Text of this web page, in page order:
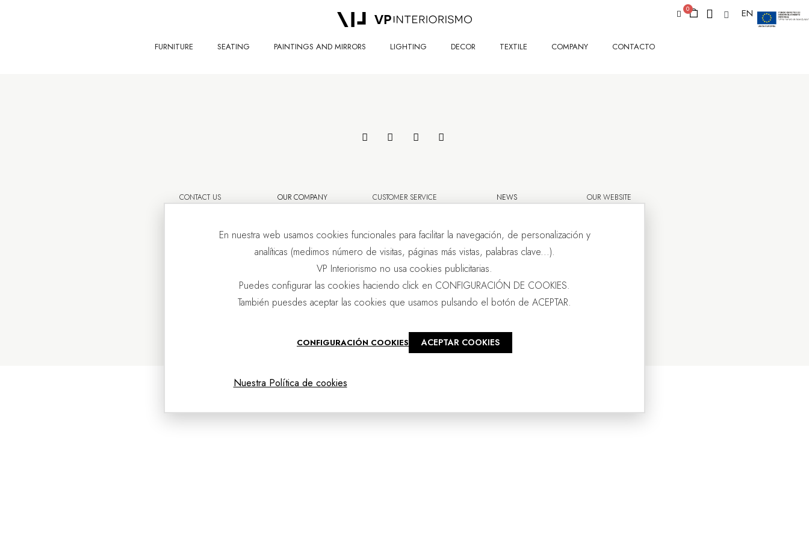
EN
FURNITURE SEATING PAINTINGS AND MIRRORS LIGHTING DECOR TEXTILE COMPANY CONTACTO
CONTACT US OUR COMPANY CUSTOMER SERVICE NEWS OUR WEBSITE
En nuestra web usamos cookies funcionales para facilitar la navegación, de personalización y
analíticas (medimos número de visitas, páginas más vistas, palabras clave...).
VP Interiorismo no usa cookies publicitarias.
Puedes configurar las cookies haciendo click en CONFIGURACIÓN DE COOKIES.
También puesdes aceptar las cookies que usamos pulsando el botón de ACEPTAR.
CONFIGURACIÓN COOKIES ACEPTAR COOKIES
Nuestra Política de cookies